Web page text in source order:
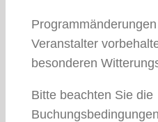
Veranstalter
besonderen
Bitte beachten Sie die